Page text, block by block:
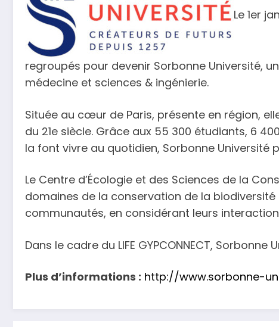
Le 1er
regroupés pour devenir Sorbonne Université,
médecine et sciences & ingénierie.
Située au cœur de Paris, présente en région,
du 21e siècle. Grâce aux 55 300 étudiants, 6
la font vivre au quotidien, Sorbonne Université
Le Centre d’Écologie et des Sciences de la
domaines de la conservation de la
communautés, en considérant leurs
Dans le cadre du LIFE GYPCONNECT,
Plus d’informations : http://www.sorbonne-